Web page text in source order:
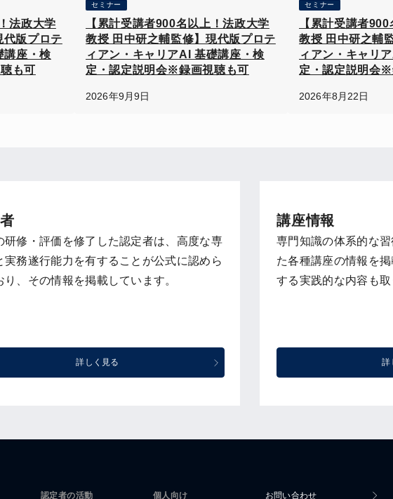
法政大学
代版プロテ
講座・検
も可
セミナー
【累計受講者900名以上！法政大学
教授 田中研之輔監修】現代版プロテ
ィアン・キャリアAI 基礎講座・検
定・認定説明会※録画視聴も可
2026年9月9日
セミナー
【累計受講者
教授 田中研之輔
ィアン・キャリ
定・認定説明会
2026年8月22日
研修・評価を修了した認定者は、高度な専
実務遂行能力を有することが公式に認めら
り、その情報を掲載しています。
詳しく見る
講座情報
専門知識の体系的な
た各種講座の情報を
する実践的な内容も取
詳
認定者の活動 個人向け お問い合わせ